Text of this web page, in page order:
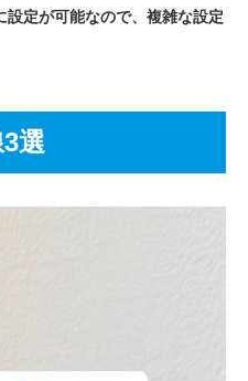
定が可能なので、複雑な設定
選